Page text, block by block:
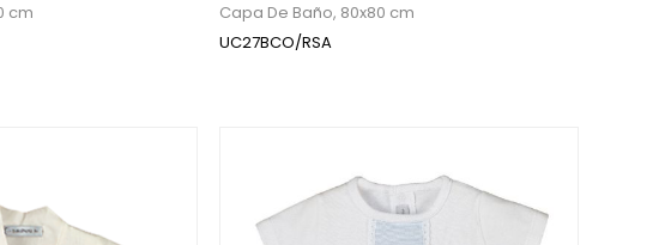
cm
Capa De Baño, 80x80 cm
UC27BCO/RSA